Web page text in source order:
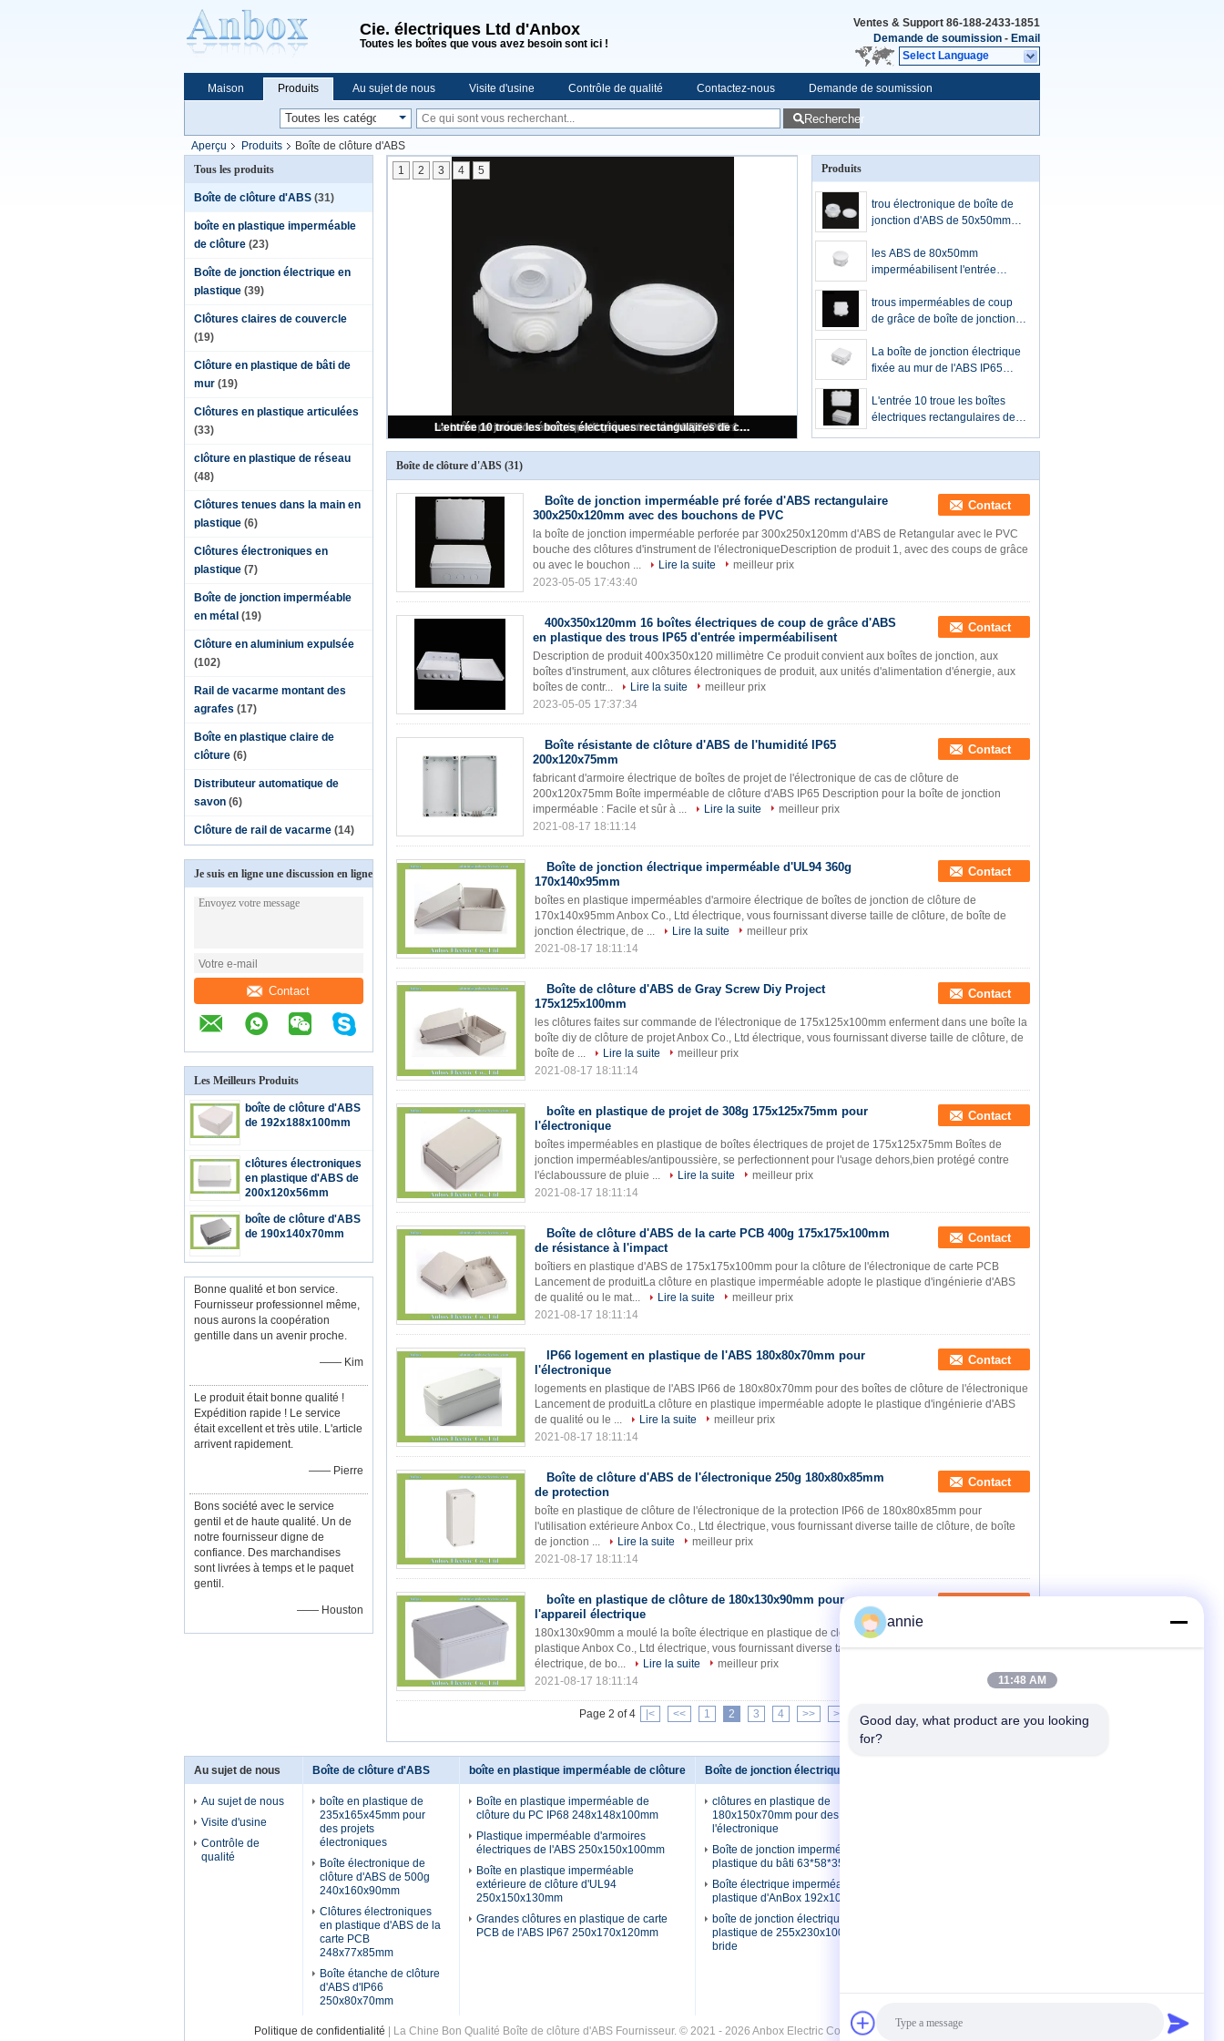
Cie. électriques Ltd d'Anbox
Toutes les boîtes que vous avez besoin sont ici !
Ventes & Support 86-188-2433-1851
Demande de soumission - Email
Select Language
Maison Produits Au sujet de nous Visite d'usine Contrôle de qualité Contactez-nous Demande de soumission
Achats en ligne Rechercher
Aperçu Produits
Boîte de clôture d'ABS
Tous les produits
Boîte de clôture d'ABS (31)
boîte en plastique imperméable
de clôture (23)
Boîte de jonction électrique en
plastique (39)
Clôtures claires de couvercle
(19)
Clôture en plastique de bâti de
mur (19)
Clôtures en plastique articulées
(33)
clôture en plastique de réseau
(48)
Clôtures tenues dans la main en
plastique (6)
Clôtures électroniques en
plastique (7)
Boîte de jonction imperméable
en métal (19)
Clôture en aluminium expulsée
(102)
Rail de vacarme montant des
agrafes (17)
Boîte en plastique claire de
clôture (6)
Distributeur automatique de
savon (6)
Clôture de rail de vacarme (14)
Je suis en ligne une discussion en ligne
Contact
Les Meilleurs Produits
boîte de clôture d'ABS
de 192x188x100mm
clôtures électroniques
en plastique d'ABS de
200x120x56mm
boîte de clôture d'ABS
de 190x140x70mm
Bonne qualité et bon service.
Fournisseur professionnel même,
nous aurons la coopération
gentille dans un avenir proche.
—— Kim
Le produit était bonne qualité !
Expédition rapide ! Le service
était excellent et très utile. L'article
arrivent rapidement.
—— Pierre
Bons société avec le service
gentil et de haute qualité. Un de
notre fournisseur digne de
confiance. Des marchandises
sont livrées à temps et le paquet
gentil.
—— Houston
trou électronique de boîte de jonction d'ABS de 50x50mm avec la boîte scellée de bouchon en caoutchouc antipoussière
1 2 3 4 5 Produits
trou électronique de boîte de
jonction d'ABS de 50x50mm
bouchon en caoutchouc
antipoussière
les ABS de 80x50mm
imperméabilisent l'entrée
grâce de boîte de jonction avec
le bouchon en caoutchouc
trous imperméables de coup
de grâce de boîte de jonction
avec le bouchon
La boîte de jonction électrique
fixée au mur de l'ABS IP65
coups de grâce bouchent
L'entrée 10 troue les boîtes
électriques rectangulaires de
jonction 150X110X70mm
Boîte de clôture d'ABS (31)
Boîte de jonction imperméable pré forée d'ABS rectangulaire
300x250x120mm avec des bouchons de PVC
Contact
la boîte de jonction imperméable perforée par 300x250x120mm d'ABS de Retangular avec le PVC
bouche des clôtures d'instrument de l'électroniqueDescription de produit 1, avec des coups de grâce
ou avec le bouchon ...
Lire la suite
meilleur prix
2023-05-05 17:43:40
400x350x120mm 16 boîtes électriques de coup de grâce d'ABS
en plastique des trous IP65 d'entrée imperméabilisent
Contact
Description de produit 400x350x120 millimètre Ce produit convient aux boîtes de jonction, aux
boîtes d'instrument, aux clôtures électroniques de produit, aux unités d'alimentation d'énergie, aux
boîtes de contr...
Lire la suite
meilleur prix
2023-05-05 17:37:34
Boîte résistante de clôture d'ABS de l'humidité IP65
200x120x75mm
Contact
fabricant d'armoire électrique de boîtes de projet de l'électronique de cas de clôture de
200x120x75mm Boîte imperméable de clôture d'ABS IP65 Description pour la boîte de jonction
imperméable : Facile et sûr à ...
Lire la suite
meilleur prix
2021-08-17 18:11:14
Boîte de jonction électrique imperméable d'UL94 360g
170x140x95mm
Contact
boîtes en plastique imperméables d'armoire électrique de boîtes de jonction de clôture de
170x140x95mm Anbox Co., Ltd électrique, vous fournissant diverse taille de clôture, de boîte de
jonction électrique, de ...
Lire la suite
meilleur prix
2021-08-17 18:11:14
Boîte de clôture d'ABS de Gray Screw Diy Project
175x125x100mm
Contact
les clôtures faites sur commande de l'électronique de 175x125x100mm enferment dans une boîte la
boîte diy de clôture de projet Anbox Co., Ltd électrique, vous fournissant diverse taille de clôture, de
boîte de ...
Lire la suite
meilleur prix
2021-08-17 18:11:14
boîte en plastique de projet de 308g 175x125x75mm pour
l'électronique
Contact
boîtes imperméables en plastique de boîtes électriques de projet de 175x125x75mm Boîtes de
jonction imperméables/antipoussière, se perfectionnent pour l'usage dehors,bien protégé contre
l'éclaboussure de pluie ...
Lire la suite
meilleur prix
2021-08-17 18:11:14
Boîte de clôture d'ABS de la carte PCB 400g 175x175x100mm
de résistance à l'impact
Contact
boîtiers en plastique d'ABS de 175x175x100mm pour la clôture de l'électronique de carte PCB
Lancement de produitLa clôture en plastique imperméable adopte le plastique d'ingénierie d'ABS
de qualité ou le mat...
Lire la suite
meilleur prix
2021-08-17 18:11:14
IP66 logement en plastique de l'ABS 180x80x70mm pour
l'électronique
Contact
logements en plastique de l'ABS IP66 de 180x80x70mm pour des boîtes de clôture de l'électronique
Lancement de produitLa clôture en plastique imperméable adopte le plastique d'ingénierie d'ABS
de qualité ou le ...
Lire la suite
meilleur prix
2021-08-17 18:11:14
Boîte de clôture d'ABS de l'électronique 250g 180x80x85mm
de protection
Contact
boîte en plastique de clôture de l'électronique de la protection IP66 de 180x80x85mm pour
l'utilisation extérieure Anbox Co., Ltd électrique, vous fournissant diverse taille de clôture, de boîte
de jonction ...
Lire la suite
meilleur prix
2021-08-17 18:11:14
boîte en plastique de clôture de 180x130x90mm pour
l'appareil électrique
180x130x90mm a moulé la boîte électrique en plastique de clôture d'équipement de boîtes en
plastique Anbox Co., Ltd électrique, vous fournissant diverse taille de clôture, de boîte de jonction
électrique, de bo...
Lire la suite
meilleur prix
2021-08-17 18:11:14
Page 2 of 4 |< << 1 2 3 4 >> >|
Au sujet de nous
Au sujet de nous
Visite d'usine
Contrôle de
qualité
Boîte de clôture d'ABS
boîte en plastique de
235x165x45mm pour
des projets
électroniques
Boîte électronique de
clôture d'ABS de 500g
240x160x90mm
Clôtures électroniques
en plastique d'ABS de la
carte PCB
248x77x85mm
Boîte étanche de clôture
d'ABS d'IP66
250x80x70mm
boîte en plastique imperméable de clôture
Boîte en plastique imperméable de
clôture du PC IP68 248x148x100mm
Plastique imperméable d'armoires
électriques de l'ABS 250x150x100mm
Boîte en plastique imperméable
extérieure de clôture d'UL94
250x150x130mm
Grandes clôtures en plastique de carte
PCB de l'ABS IP67 250x170x120mm
Boîte de jonction électrique en plastique
clôtures en plastique de
180x150x70mm pour des projets de
l'électronique
Boîte de jonction imperméable en
plastique du bâti 63*58*35mm de mur
Boîte électrique imperméable en
plastique d'AnBox 192x100x45mm
boîte de jonction électrique en
plastique de 255x230x100mm avec la
bride
Politique de confidentialité | La Chine Bon Qualité Boîte de clôture d'ABS Fournisseur. © 2021 - 2026 Anbox Electric Co. Ltd,. All Rights Reserved.
annie
11:48 AM
Good day, what product are you looking
for?